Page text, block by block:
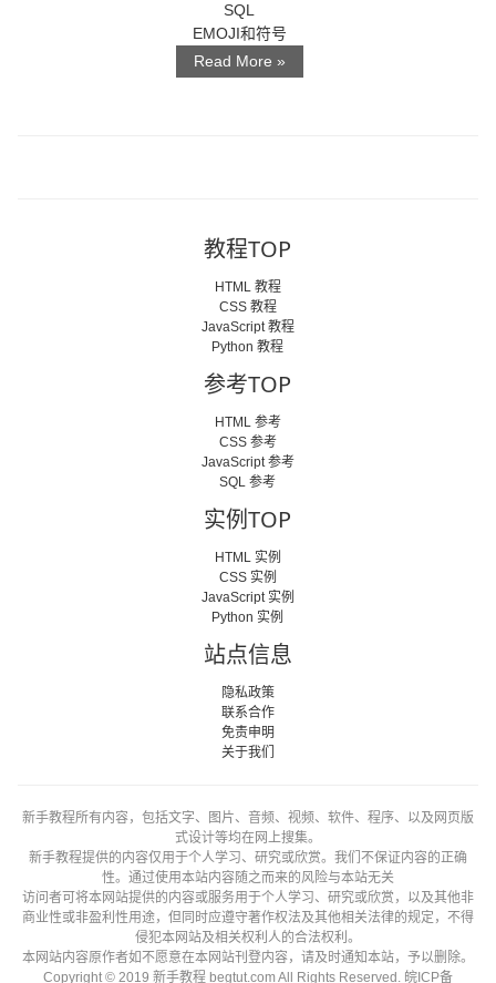
SQL
EMOJI和符号
Read More »
教程TOP
HTML 教程
CSS 教程
JavaScript 教程
Python 教程
参考TOP
HTML 参考
CSS 参考
JavaScript 参考
SQL 参考
实例TOP
HTML 实例
CSS 实例
JavaScript 实例
Python 实例
站点信息
隐私政策
联系合作
免责申明
关于我们
新手教程所有内容，包括文字、图片、音频、视频、软件、程序、以及网页版
式设计等均在网上搜集。
新手教程提供的内容仅用于个人学习、研究或欣赏。我们不保证内容的正确
性。通过使用本站内容随之而来的风险与本站无关
访问者可将本网站提供的内容或服务用于个人学习、研究或欣赏，以及其他非
商业性或非盈利性用途，但同时应遵守著作权法及其他相关法律的规定，不得
侵犯本网站及相关权利人的合法权利。
本网站内容原作者如不愿意在本网站刊登内容，请及时通知本站，予以删除。
Copyright © 2019 新手教程 begtut.com All Rights Reserved. 皖ICP备